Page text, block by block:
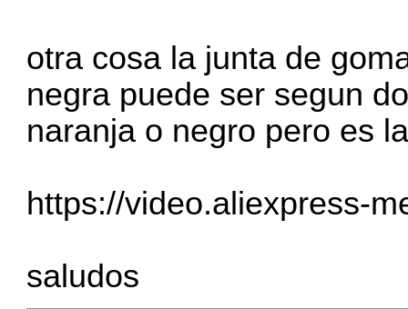
otra cosa la junta de
negra puede ser segun
naranja o negro pero es
https://video.aliexpress-
saludos